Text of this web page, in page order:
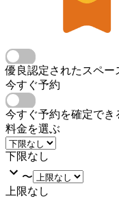
優良認定されたスペー
今すぐ予約
今すぐ予約を確定でき
料金を選ぶ
下限なし
〜
上限なし